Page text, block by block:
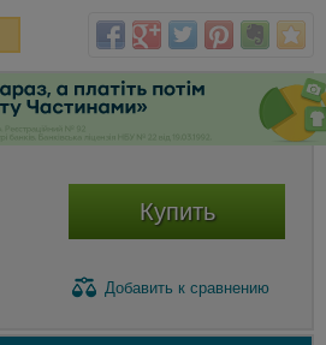
Купить
Добавить к сравнению